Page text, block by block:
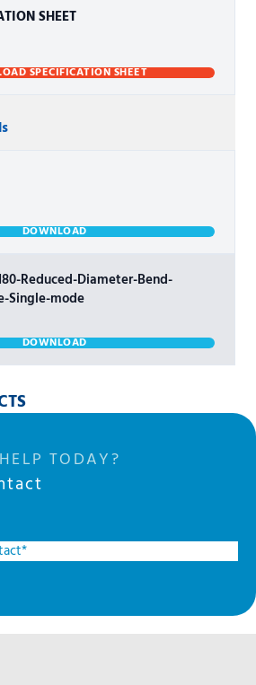
SHEET
SPECIFICATION SHEET
DOWNLOAD
Reduced-Diameter-Bend-
Single-mode
DOWNLOAD
TODAY?